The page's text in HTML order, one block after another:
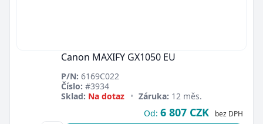
Canon MAXIFY GX1050 EU
P/N: 6169C022
Číslo: #3934
Sklad: Na dotaz • Záruka: 12 měs.
Od: 6 807 CZK bez DPH